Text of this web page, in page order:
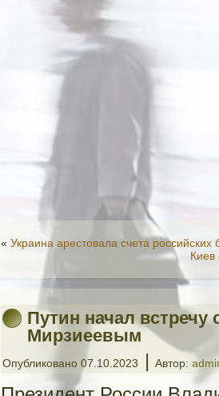
« Украина арестовала счета
Киев
Путин начал встречу
Мирзиеевым
Опубликовано 07.10.2023 | Автор: